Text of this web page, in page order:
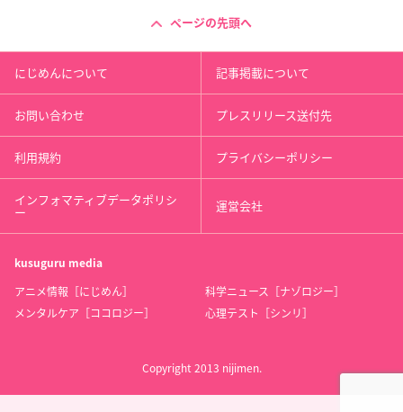
全巻購入特典：A5サイズアクリルスタンド
【TSUTAYA RECORDS（※一部店舗除く）・TSUTAYAオンライ
全巻購入特典：2Lサイズブロマイド
【タワーレコード（一部店舗を除く】
1～3巻連動購入特典：A3クリアポスター
4～6巻連動購入特典：A3クリアポスター
※特典内容は予告無く変更になる場合がございます。あらかじ
めご了承下さい。
※特典はなくなり次第終了となります。
※連動購入特典については、すべて同一の店舗にてお買い求め
ください。
※詳しくは各店舗までお問い合わせ下さい。
ページの先頭へ
にじめんについて 記事掲載について
お問い合わせ プレスリリース送付先
利用規約 プライバシーポリシー
インフォマティブデータポリシ
ー 運営会社
kusuguru media
アニメ情報［にじめん］
科学ニュース［ナゾロジー］
メンタルケア［ココロジー］
心理テスト［シンリ］
Copyright 2013 nijimen.